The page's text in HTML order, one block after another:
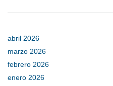
abril 2026
marzo 2026
febrero 2026
enero 2026